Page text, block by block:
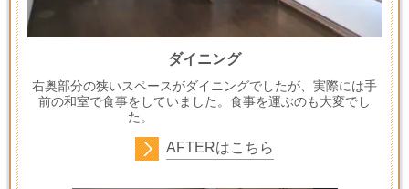
ダイニング
右奥部分の狭いスペースがダイニングでしたが、実際には手
前の和室で食事をしていました。食事を運ぶのも大変でし
た。
AFTERはこちら